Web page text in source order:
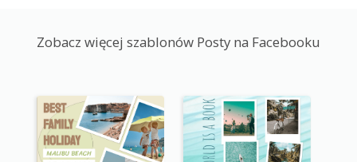
Zobacz więcej szablonów Posty na Facebooku